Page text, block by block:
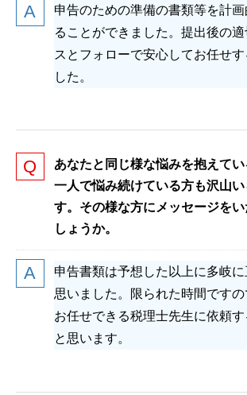
申告のための準備の書類等を計画
ることができました。提出後の
スとフォローで安心してお任せす
した。
あなたと同じ様な悩みを抱えてい
一人で悩み続けている方も沢山い
す。その様な方にメッセージを
しょうか。
申告書類は予想した以上に多岐に
思いました。限られた時間です
お任せできる税理士先生に依頼
と思います。